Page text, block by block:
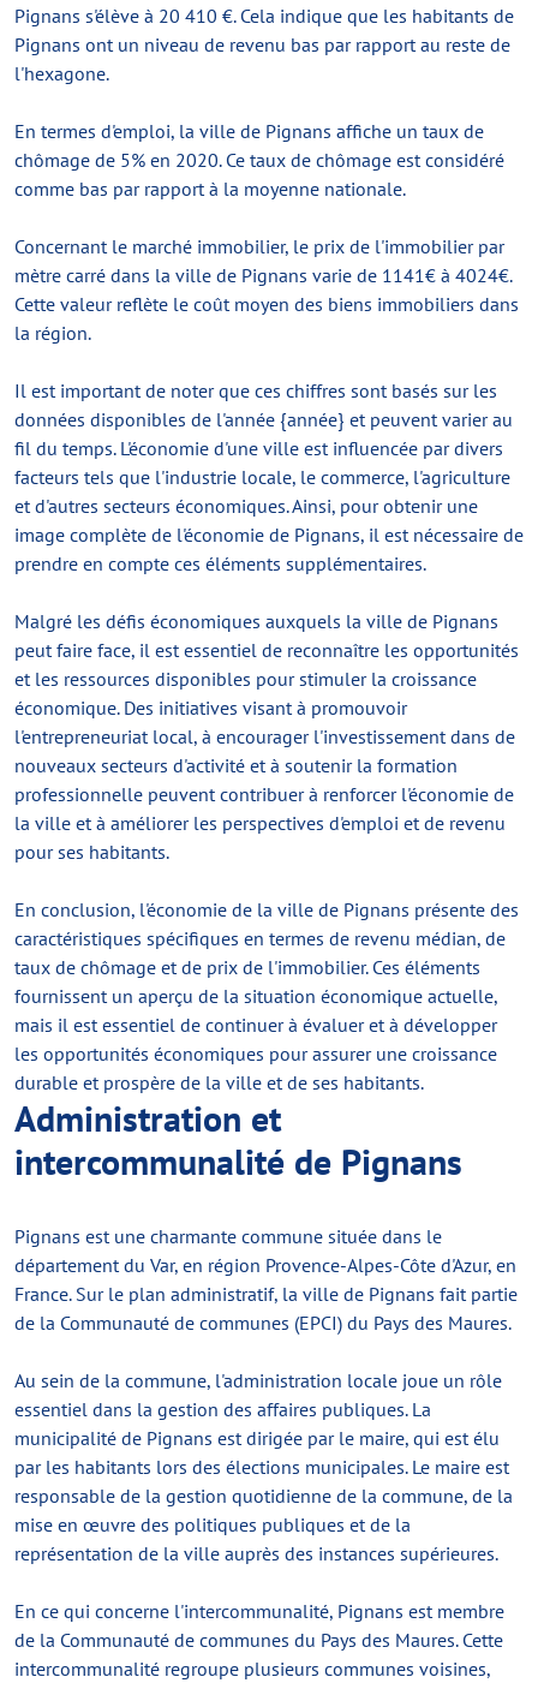
Pignans s'élève à 20 410 €. Cela indique que les habitants de
Pignans ont un niveau de revenu bas par rapport au reste de
l'hexagone.
En termes d'emploi, la ville de Pignans affiche un taux de
chômage de 5% en 2020. Ce taux de chômage est considéré
comme bas par rapport à la moyenne nationale.
Concernant le marché immobilier, le prix de l'immobilier par
mètre carré dans la ville de Pignans varie de 1141€ à 4024€.
Cette valeur reflète le coût moyen des biens immobiliers dans
la région.
Il est important de noter que ces chiffres sont basés sur les
données disponibles de l'année {année} et peuvent varier au
fil du temps. L'économie d'une ville est influencée par divers
facteurs tels que l'industrie locale, le commerce, l'agriculture
et d'autres secteurs économiques. Ainsi, pour obtenir une
image complète de l'économie de Pignans, il est nécessaire de
prendre en compte ces éléments supplémentaires.
Malgré les défis économiques auxquels la ville de Pignans
peut faire face, il est essentiel de reconnaître les opportunités
et les ressources disponibles pour stimuler la croissance
économique. Des initiatives visant à promouvoir
l'entrepreneuriat local, à encourager l'investissement dans de
nouveaux secteurs d'activité et à soutenir la formation
professionnelle peuvent contribuer à renforcer l'économie de
la ville et à améliorer les perspectives d'emploi et de revenu
pour ses habitants.
En conclusion, l'économie de la ville de Pignans présente des
caractéristiques spécifiques en termes de revenu médian, de
taux de chômage et de prix de l'immobilier. Ces éléments
fournissent un aperçu de la situation économique actuelle,
mais il est essentiel de continuer à évaluer et à développer
les opportunités économiques pour assurer une croissance
durable et prospère de la ville et de ses habitants.
Administration et
intercommunalité de Pignans
Pignans est une charmante commune située dans le
département du Var, en région Provence-Alpes-Côte d'Azur, en
France. Sur le plan administratif, la ville de Pignans fait partie
de la Communauté de communes (EPCI) du Pays des Maures.
Au sein de la commune, l'administration locale joue un rôle
essentiel dans la gestion des affaires publiques. La
municipalité de Pignans est dirigée par le maire, qui est élu
par les habitants lors des élections municipales. Le maire est
responsable de la gestion quotidienne de la commune, de la
mise en œuvre des politiques publiques et de la
représentation de la ville auprès des instances supérieures.
En ce qui concerne l'intercommunalité, Pignans est membre
de la Communauté de communes du Pays des Maures. Cette
intercommunalité regroupe plusieurs communes voisines,